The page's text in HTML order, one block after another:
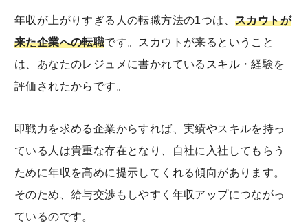
年収が上がりすぎる人の転職方法の1つは、 スカウトが
来た企業への転職です。スカウトが来るということ
は、あなたのレジュメに書かれているスキル・経験を
評価されたからです。
即戦力を求める企業からすれば、実績やスキルを持っ
ている人は貴重な存在となり、自社に入社してもらう
ために年収を高めに提示してくれる傾向があります。
そのため、給与交渉もしやすく年収アップにつながっ
ているのです。